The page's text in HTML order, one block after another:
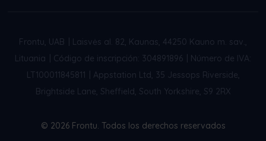
Frontu, UAB
Laisvės al. 82, Kaunas, 44250 Kauno m. sav.,
Lituania
Código de inscripción: 304891896
Número de IVA:
LT100011845811
Appstation Ltd, 35 Jessops Riverside,
Brightside Lane, Sheffield, South Yorkshire, S9 2RX
© 2026 Frontu. Todos los derechos reservados